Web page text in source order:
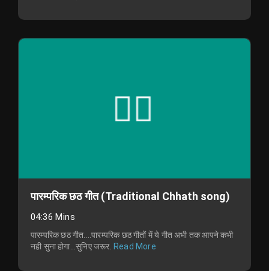
पारम्परिक छठ गीत (Traditional Chhath song)
04:36 Mins
पारम्परिक छठ गीत....पारम्परिक छठ गीतों में ये गीत अभी तक आपने कभी
नही सुना होगा...सुनिए जरूर. Read More